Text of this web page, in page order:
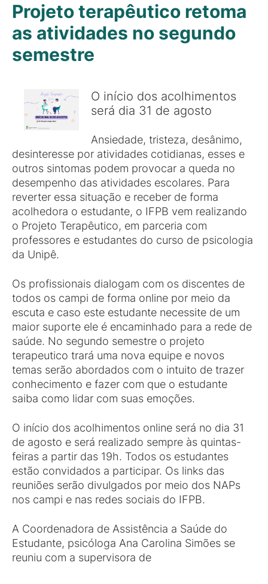
Projeto terapêutico retoma
as atividades no segundo
semestre
O início dos acolhimentos
será dia 31 de agosto
Ansiedade, tristeza, desânimo,
desinteresse por atividades cotidianas, esses e
outros sintomas podem provocar a queda no
desempenho das atividades escolares. Para
reverter essa situação e receber de forma
acolhedora o estudante, o IFPB vem realizando
o Projeto Terapêutico, em parceria com
professores e estudantes do curso de psicologia
da Unipê.
Os profissionais dialogam com os discentes de
todos os campi de forma online por meio da
escuta e caso este estudante necessite de um
maior suporte ele é encaminhado para a rede de
saúde. No segundo semestre o projeto
terapeutico trará uma nova equipe e novos
temas serão abordados com o intuito de trazer
conhecimento e fazer com que o estudante
saiba como lidar com suas emoções.
O início dos acolhimentos online será no dia 31
de agosto e será realizado sempre às quintas-
feiras a partir das 19h. Todos os estudantes
estão convidados a participar. Os links das
reuniões serão divulgados por meio dos NAPs
nos campi e nas redes sociais do IFPB.
A Coordenadora de Assistência a Saúde do
Estudante, psicóloga Ana Carolina Simões se
reuniu com a supervisora de